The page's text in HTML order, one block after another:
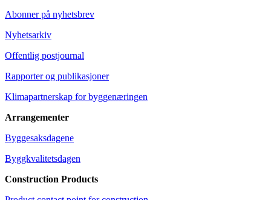
Abonner på nyhetsbrev
Nyhetsarkiv
Offentlig postjournal
Rapporter og publikasjoner
Klimapartnerskap for byggenæringen
Arrangementer
Byggesaksdagene
Byggkvalitetsdagen
Construction Products